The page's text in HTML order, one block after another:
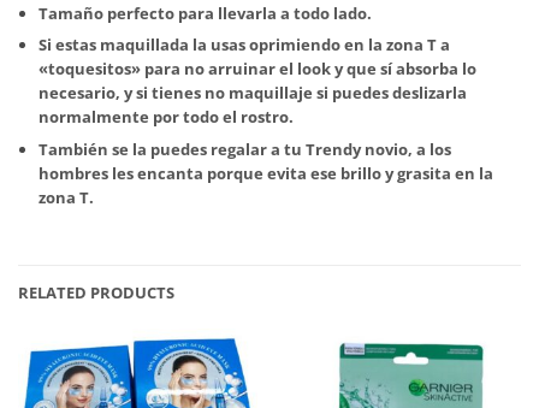
Tamaño perfecto para llevarla a todo lado.
Si estas maquillada la usas oprimiendo en la zona T a
«toquesitos» para no arruinar el look y que sí absorba lo
necesario, y si tienes no maquillaje si puedes deslizarla
normalmente por todo el rostro.
También se la puedes regalar a tu Trendy novio, a los
hombres les encanta porque evita ese brillo y grasita en la
zona T.
RELATED PRODUCTS